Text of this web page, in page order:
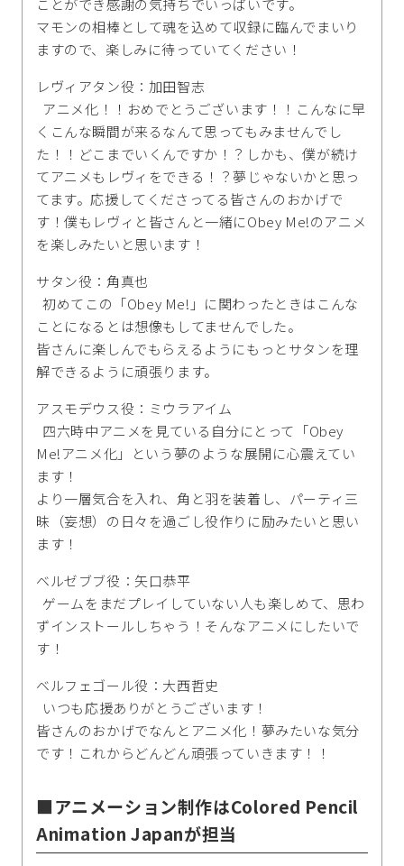
ことができ感謝の気持ちでいっぱいです。
マモンの相棒として魂を込めて収録に臨んでまいり
ますので、楽しみに待っていてください！
レヴィアタン役：加田智志
アニメ化！！おめでとうございます！！こんなに早
くこんな瞬間が来るなんて思ってもみませんでし
た！！どこまでいくんですか！？しかも、僕が続け
てアニメもレヴィをできる！？夢じゃないかと思っ
てます。応援してくださってる皆さんのおかげで
す！僕もレヴィと皆さんと一緒にObey Me!のアニメ
を楽しみたいと思います！
サタン役：角真也
初めてこの「Obey Me!」に関わったときはこんな
ことになるとは想像もしてませんでした。
皆さんに楽しんでもらえるようにもっとサタンを理
解できるように頑張ります。
アスモデウス役：ミウラアイム
四六時中アニメを見ている自分にとって「Obey
Me!アニメ化」という夢のような展開に心震えてい
ます！
より一層気合を入れ、角と羽を装着し、パーティ三
昧（妄想）の日々を過ごし役作りに励みたいと思い
ます！
ベルゼブブ役：矢口恭平
ゲームをまだプレイしていない人も楽しめて、思わ
ずインストールしちゃう！そんなアニメにしたいで
す！
ベルフェゴール役：大西哲史
いつも応援ありがとうございます！
皆さんのおかげでなんとアニメ化！夢みたいな気分
です！これからどんどん頑張っていきます！！
■アニメーション制作はColored Pencil
Animation Japanが担当